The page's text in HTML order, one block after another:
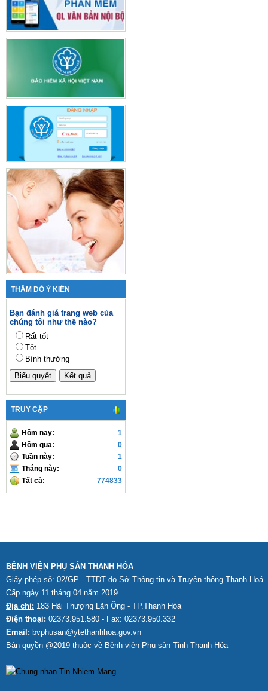
THĂM DÒ Ý KIẾN
Bạn đánh giá trang web của
chúng tôi như thế nào?
Rất tốt
Tốt
Bình thường
TRUY CẬP
Hôm nay:
1
Hôm qua:
0
Tuần này:
1
Tháng này:
0
Tất cả:
774833
BỆNH VIỆN PHỤ SẢN THANH HÓA
Giấy phép số: 02/GP - TTĐT do Sở Thông tin và Truyền thông Thanh Hoá
Cấp ngày 11 tháng 04 năm 2019.
Địa chỉ: 183 Hải Thượng Lãn Ông - TP.Thanh Hóa
Điện thoại: 02373.951.580 - Fax: 02373.950.332
Email: bvphusan@ytethanhhoa.gov.vn
Bản quyền @2019 thuộc về Bệnh viện Phụ sản Tỉnh Thanh Hóa